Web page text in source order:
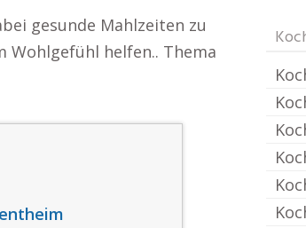
gesunde Mahlzeiten zu
Wohlgefühl helfen.. Thema